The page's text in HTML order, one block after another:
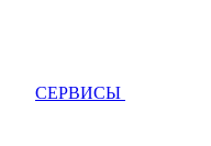
СЕРВИСЫ